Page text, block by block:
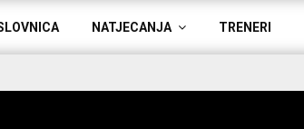
NATJECANJA TRENERI